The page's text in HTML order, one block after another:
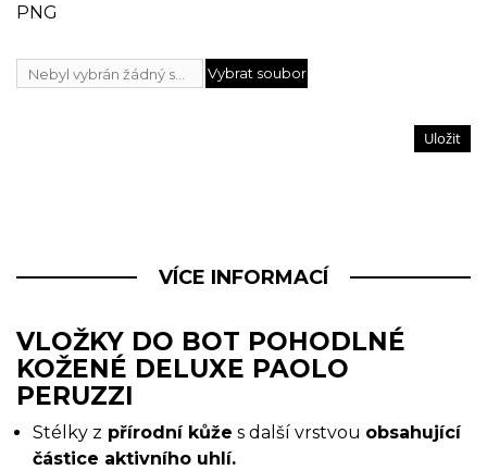
PNG
Vybrat soubor
Uložit
VÍCE INFORMACÍ
VLOŽKY DO BOT POHODLNÉ
KOŽENÉ DELUXE PAOLO
PERUZZI
Stélky z přírodní kůže s další vrstvou obsahující
částice aktivního uhlí.